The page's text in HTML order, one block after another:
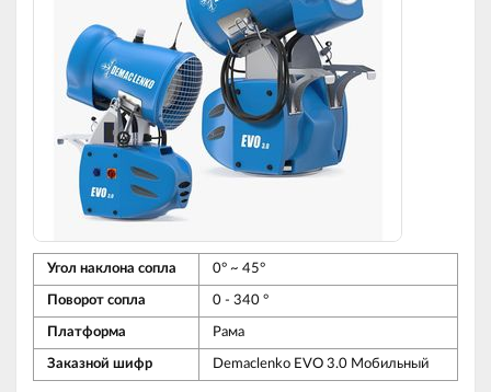
Угол наклона сопла 0° ~ 45°
Поворот сопла 0 - 340 °
Платформа Рама
Заказной шифр Demaclenko EVO 3.0 Мобильный